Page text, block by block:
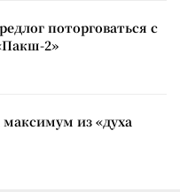
поторговаться с
2»
максимум из «духа